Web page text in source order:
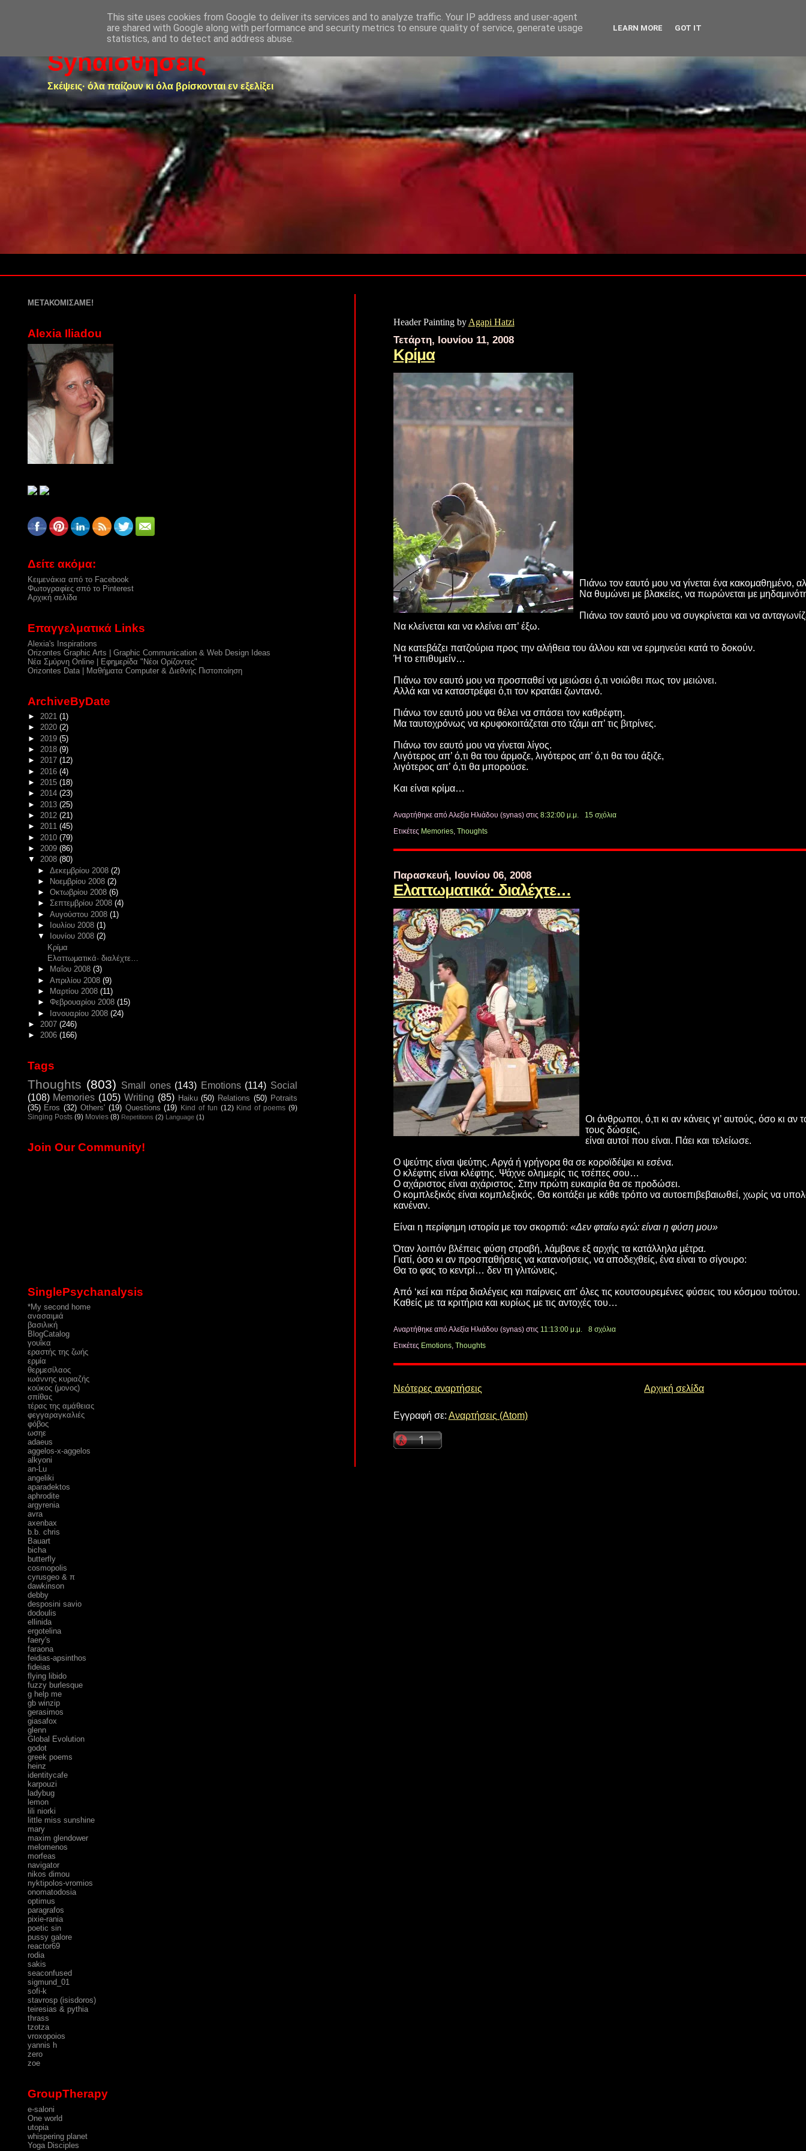
Synαισθήσεις
Σκέψεις· όλα παίζουν κι όλα βρίσκονται εν εξελίξει
Header Painting by Agapi Hatzi
Τετάρτη, Ιουνίου 11, 2008
Κρίμα
Πιάνω τον εαυτό μου να γίνεται ένα κακομαθημένο,
Να θυμώνει με βλακείες, να πωρώνεται με
Πιάνω τον εαυτό μου να συγκρίνεται και να
Να κλείνεται και να κλείνει απ’ έξω.
Να κατεβάζει πατζούρια προς την αλήθεια του άλλου και να ερμηνεύει κατά το δοκούν.
Ή το επιθυμείν…
Πιάνω τον εαυτό μου να προσπαθεί να μειώσει ό,τι νοιώθει πως τον μειώνει.
Αλλά και να καταστρέφει ό,τι τον κρατάει ζωντανό.
Πιάνω τον εαυτό μου να θέλει να σπάσει τον καθρέφτη.
Μα ταυτοχρόνως να κρυφοκοιτάζεται στο τζάμι απ’ τις βιτρίνες.
Πιάνω τον εαυτό μου να γίνεται λίγος.
Λιγότερος απ’ ό,τι θα του άρμοζε, λιγότερος απ’ ό,τι θα του άξιζε,
λιγότερος απ’ ό,τι θα μπορούσε.
Και είναι κρίμα…
Αναρτήθηκε από Αλεξία Ηλιάδου (synas) στις 8:32:00 μ.μ.
15 σχόλια
Ετικέτες Memories, Thoughts
Παρασκευή, Ιουνίου 06, 2008
Ελαττωματικά· διαλέχτε…
Οι άνθρωποι, ό,τι κι αν κάνεις γι’ αυτούς, όσο κι
τους δώσεις,
είναι αυτοί που είναι. Πάει και τελείωσε.
Ο ψεύτης είναι ψεύτης. Αργά ή γρήγορα θα σε κοροϊδέψει κι εσένα.
Ο κλέφτης είναι κλέφτης. Ψάχνε ολημερίς τις τσέπες σου…
Ο αχάριστος είναι αχάριστος. Στην πρώτη ευκαιρία θα σε προδώσει.
Ο κομπλεξικός είναι κομπλεξικός. Θα κοιτάξει με κάθε τρόπο να αυτοεπιβεβαιωθεί, χωρίς να
κανέναν.
Είναι η περίφημη ιστορία με τον σκορπιό: «Δεν φταίω εγώ: είναι η φύση μου»
Όταν λοιπόν βλέπεις φύση στραβή, λάμβανε εξ αρχής τα κατάλληλα μέτρα.
Γιατί, όσο κι αν προσπαθήσεις να κατανοήσεις, να αποδεχθείς, ένα είναι το σίγουρο:
Θα το φας το κεντρί… δεν τη γλιτώνεις.
Από ‘κεί και πέρα διαλέγεις και παίρνεις απ' όλες τις κουτσουρεμένες φύσεις του κόσμου τούτου.
Καθείς με τα κριτήρια και κυρίως με τις αντοχές του…
Αναρτήθηκε από Αλεξία Ηλιάδου (synas) στις 11:13:00 μ.μ.
8 σχόλια
Ετικέτες Emotions, Thoughts
Νεότερες αναρτήσεις Αρχική σελίδα
Εγγραφή σε: Αναρτήσεις (Atom)
ΜΕΤΑΚΟΜΙΣΑΜΕ!
Alexia Iliadou
Δείτε ακόμα:
Κειμενάκια από το Facebook
Φωτογραφίες σπό το Pinterest
Αρχική σελίδα
Επαγγελματικά Links
Alexia's Inspirations
Orizontes Graphic Arts | Graphic Communication & Web Design Ideas
Νέα Σμύρνη Online | Εφημερίδα "Νέοι Ορίζοντες"
Orizontes Data | Μαθήματα Computer & Διεθνής Πιστοποίηση
ArchiveByDate
► 2021 (1)
► 2020 (2)
► 2019 (5)
► 2018 (9)
► 2017 (12)
► 2016 (4)
► 2015 (18)
► 2014 (23)
► 2013 (25)
► 2012 (21)
► 2011 (45)
► 2010 (79)
► 2009 (86)
▼ 2008 (80)
► Δεκεμβρίου 2008 (2)
►
Νοεμβρίου 2008 (2)
► Οκτωβρίου 2008 (6)
► Σεπτεμβρίου 2008 (4)
► Αυγούστου 2008 (1)
►
Ιουλίου 2008 (1)
▼
Ιουνίου 2008 (2)
Κρίμα
Ελαττωματικά· διαλέχτε…
►
Μαΐου 2008 (3)
► Απριλίου 2008 (9)
►
Μαρτίου 2008 (11)
► Φεβρουαρίου 2008 (15)
► Ιανουαρίου 2008 (24)
► 2007 (246)
► 2006 (166)
Tags
Thoughts (803) Small ones (143) Emotions (114) Social
(108) Memories (105) Writing (85) Haiku (50) Relations (50) Potraits
(35) Eros (32) Others' (19) Questions (19) Kind of fun (12) Kind of poems (9)
Singing Posts (9) Movies (8) Repetitions (2) Language (1)
Join Our Community!
SinglePsychanalysis
*My second home
ανασαιμιά
βασιλική
ΒlogCatalog
γουΐκα
εραστής της ζωής
ερμία
θερμεσίλαος
ιωάννης κυριαζής
κούκος (μονος)
σπίθας
τέρας της αμάθειας
φεγγαραγκαλιές
φόβος
ωσηε
adaeus
aggelos-x-aggelos
alkyoni
an-Lu
angeliki
aparadektos
aphrodite
argyrenia
avra
axenbax
b.b. chris
Bauart
bicha
butterfly
cosmopolis
cyrusgeo & π
dawkinson
debby
desposini savio
dodoulis
ellinida
ergotelina
faery's
faraona
feidias-apsinthos
fideias
flying libido
fuzzy burlesque
g help me
gb winzip
gerasimos
giasafox
glenn
Global Evolution
godot
greek poems
heinz
identitycafe
karpouzi
ladybug
lemon
lili niorki
little miss sunshine
mary
maxim glendower
melomenos
morfeas
navigator
nikos dimou
nyktipolos-vromios
onomatodosia
optimus
paragrafos
pixie-rania
poetic sin
pussy galore
reactor69
rodia
sakis
seaconfused
sigmund_01
sofi-k
stavrosp (isisdoros)
teiresias & pythia
thrass
tzotza
vroxopoios
yannis h
zero
zoe
GroupTherapy
e-saloni
One world
utopia
whispering planet
Yoga Disciples
This site uses cookies from Google to deliver its services and to analyze traffic. Your IP address and user-agent
are shared with Google along with performance and security metrics to ensure quality of service, generate usage
statistics, and to detect and address abuse.
LEARN MORE GOT IT